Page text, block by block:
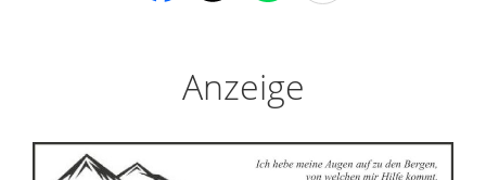
Anzeige